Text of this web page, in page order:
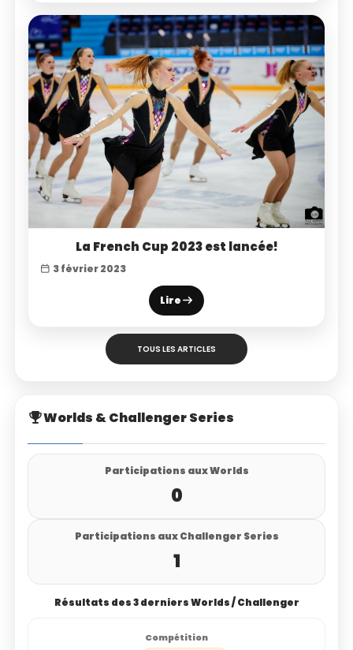
La French Cup 2023 est lancée!
3 février 2023
Lire
TOUS LES ARTICLES
Worlds & Challenger Series
Participations aux Worlds
0
Participations aux Challenger Series
1
Résultats des 3 derniers Worlds / Challenger